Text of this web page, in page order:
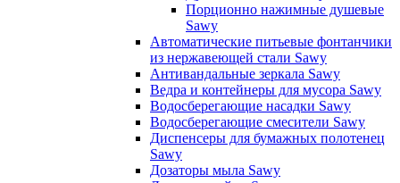
Порционно нажимные душевые
Sawy
Автоматические питьевые фонтанчики
из нержавеющей стали Sawy
Антивандальные зеркала Sawy
Ведра и контейнеры для мусора Sawy
Водосберегающие насадки Sawy
Водосберегающие смесители Sawy
Диспенсеры для бумажных полотенец
Sawy
Дозаторы мыла Sawy